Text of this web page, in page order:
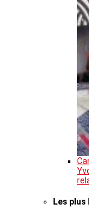
Les plus